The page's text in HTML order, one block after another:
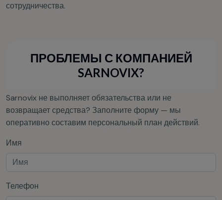
сотрудничества.
ПРОБЛЕМЫ С КОМПАНИЕЙ
SARNOVIX?
Sarnovix не выполняет обязательства или не
возвращает средства? Заполните форму — мы
оперативно составим персональный план действий.
Имя
Телефон